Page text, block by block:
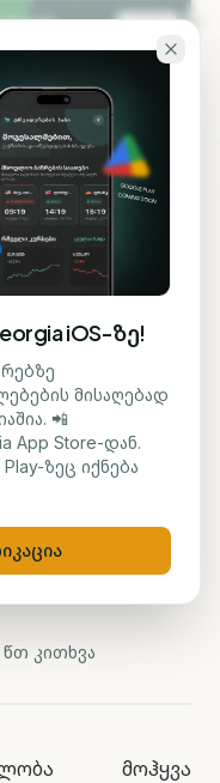
KA EN
-
წთ კითხვა
მოჰყვა
iOS-ზე!
მისაღებად
📲
App Store-დან.
ზეც იქნება